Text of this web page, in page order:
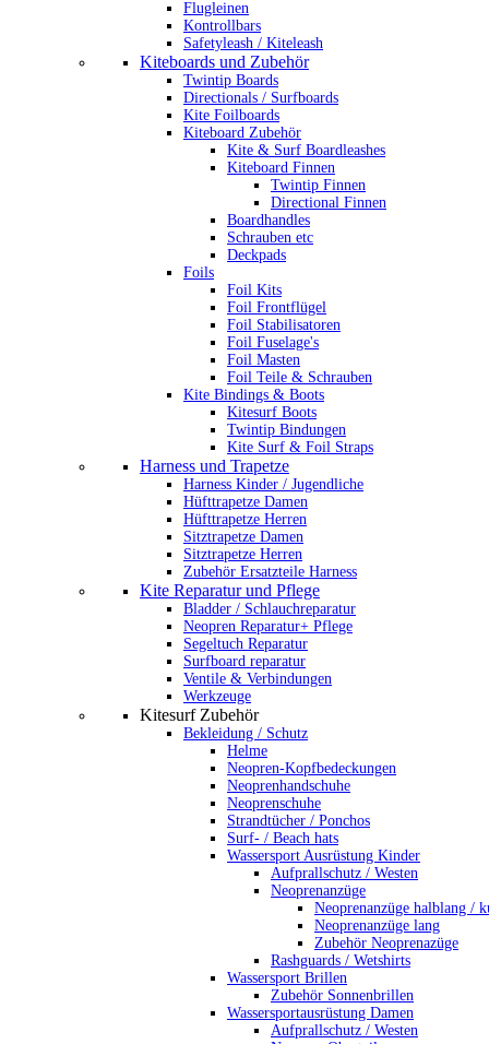
Flugleinen
Kontrollbars
Safetyleash / Kiteleash
Kiteboards und Zubehör
Twintip Boards
Directionals / Surfboards
Kite Foilboards
Kiteboard Zubehör
Kite & Surf Boardleashes
Kiteboard Finnen
Twintip Finnen
Directional Finnen
Boardhandles
Schrauben etc
Deckpads
Foils
Foil Kits
Foil Frontflügel
Foil Stabilisatoren
Foil Fuselage's
Foil Masten
Foil Teile & Schrauben
Kite Bindings & Boots
Kitesurf Boots
Twintip Bindungen
Kite Surf & Foil Straps
Harness und Trapetze
Harness Kinder / Jugendliche
Hüfttrapetze Damen
Hüfttrapetze Herren
Sitztrapetze Damen
Sitztrapetze Herren
Zubehör Ersatzteile Harness
Kite Reparatur und Pflege
Bladder / Schlauchreparatur
Neopren Reparatur+ Pflege
Segeltuch Reparatur
Surfboard reparatur
Ventile & Verbindungen
Werkzeuge
Kitesurf Zubehör
Bekleidung / Schutz
Helme
Neopren-Kopfbedeckungen
Neoprenhandschuhe
Neoprenschuhe
Strandtücher / Ponchos
Surf- / Beach hats
Wassersport Ausrüstung Kinder
Aufprallschutz / Westen
Neoprenanzüge
Neoprenanzüge halblang /
Neoprenanzüge lang
Zubehör Neoprenazüge
Rashguards / Wetshirts
Wassersport Brillen
Zubehör Sonnenbrillen
Wassersportausrüstung Damen
Aufprallschutz / Westen